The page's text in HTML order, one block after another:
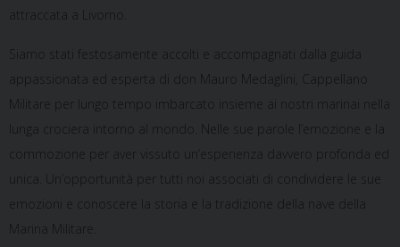
attraccata a Livorno.
Siamo stati festosamente accolti e accompagnati dalla guida
appassionata ed esperta di don Mauro Medaglini, Cappellano
Militare per lungo tempo imbarcato insieme ai nostri marinai nella
lunga crociera intorno al mondo. Nelle sue parole l’emozione e la
commozione per aver vissuto un’esperienza davvero profonda ed
unica. Un’opportunità per tutti noi associati di condividere le sue
emozioni e conoscere la storia e la tradizione della nave della
Marina Militare.